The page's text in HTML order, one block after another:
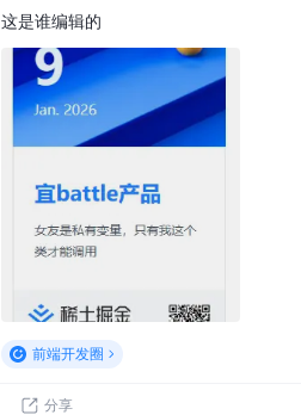
这是谁编辑的
前端开发圈
分享